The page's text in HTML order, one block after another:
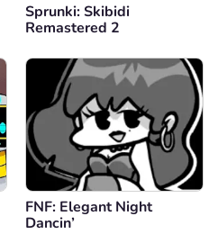
Sprunki: Skibidi
Remastered 2
FNF: Elegant Night
Dancin’